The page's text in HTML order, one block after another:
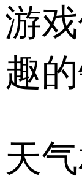
游
趣
天